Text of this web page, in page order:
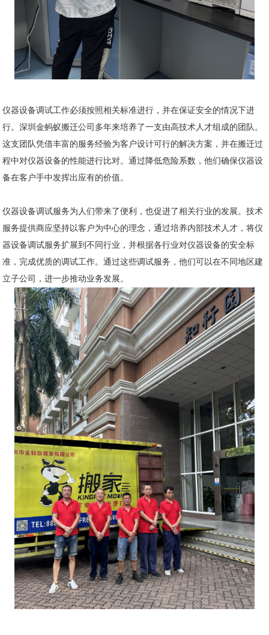
仪器设备调试工作必须按照相关标准进行，并在保证安全的情况下进
行。深圳金蚂蚁搬迁公司多年来培养了一支由高技术人才组成的团队。
这支团队凭借丰富的服务经验为客户设计可行的解决方案，并在搬迁过
程中对仪器设备的性能进行比对。通过降低危险系数，他们确保仪器设
备在客户手中发挥出应有的价值。
仪器设备调试服务为人们带来了便利，也促进了相关行业的发展。技术
服务提供商应坚持以客户为中心的理念，通过培养内部技术人才，将仪
器设备调试服务扩展到不同行业，并根据各行业对仪器设备的安全标
准，完成优质的调试工作。通过这些调试服务，他们可以在不同地区建
立子公司，进一步推动业务发展。